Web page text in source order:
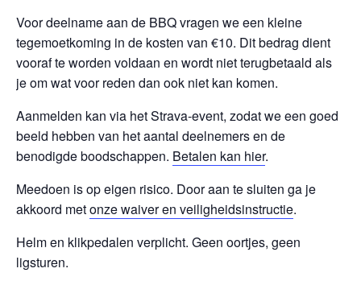
Voor deelname aan de BBQ vragen we een kleine
tegemoetkoming in de kosten van €10. Dit bedrag dient
vooraf te worden voldaan en wordt niet terugbetaald als
je om wat voor reden dan ook niet kan komen.
Aanmelden kan via het Strava-event, zodat we een goed
beeld hebben van het aantal deelnemers en de
benodigde boodschappen. Betalen kan hier.
Meedoen is op eigen risico. Door aan te sluiten ga je
akkoord metonze waiver en veiligheidsinstructie.
Helm en klikpedalen verplicht. Geen oortjes, geen
ligsturen.